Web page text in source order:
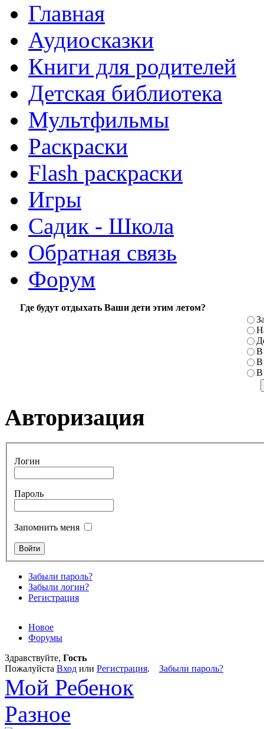
Главная
Аудиосказки
Книги для родителей
Детская библиотека
Мультфильмы
Раскраски
Flash раскраски
Игры
Садик - Школа
Обратная связь
Форум
Где будут отдыхать Ваши дети этим летом?
В
В
В
Авторизация
Логин
Пароль
Запомнить меня
Забыли пароль?
Забыли логин?
Регистрация
Новое
Форумы
Здравствуйте, Гость
Пожалуйста Вход или Регистрация. Забыли пароль?
Мой Ребенок
Разное